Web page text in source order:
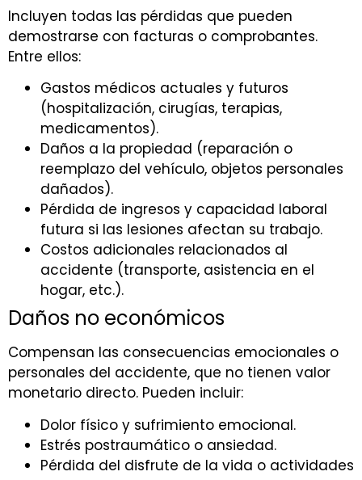
Incluyen todas las pérdidas que pueden
demostrarse con facturas o comprobantes.
Entre ellos:
Gastos médicos actuales y futuros
(hospitalización, cirugías, terapias,
medicamentos).
Daños a la propiedad (reparación o
reemplazo del vehículo, objetos personales
dañados).
Pérdida de ingresos y capacidad laboral
futura si las lesiones afectan su trabajo.
Costos adicionales relacionados al
accidente (transporte, asistencia en el
hogar, etc.).
Daños no económicos
Compensan las consecuencias emocionales o
personales del accidente, que no tienen valor
monetario directo. Pueden incluir:
Dolor físico y sufrimiento emocional.
Estrés postraumático o ansiedad.
Pérdida del disfrute de la vida o actividades